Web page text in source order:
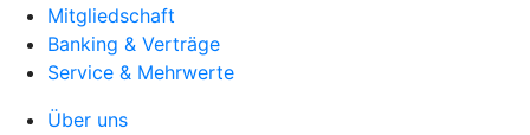
Mitgliedschaft
Banking & Verträge
Service & Mehrwerte
Über uns